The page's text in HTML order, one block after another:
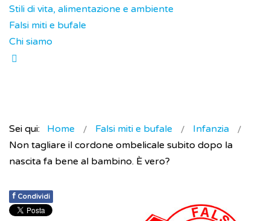
Stili di vita, alimentazione e ambiente
Falsi miti e bufale
Chi siamo
Sei qui: Home Falsi miti e bufale
Infanzia
Non tagliare il cordone ombelicale subito dopo la
nascita fa bene al bambino. È vero?
f Condividi